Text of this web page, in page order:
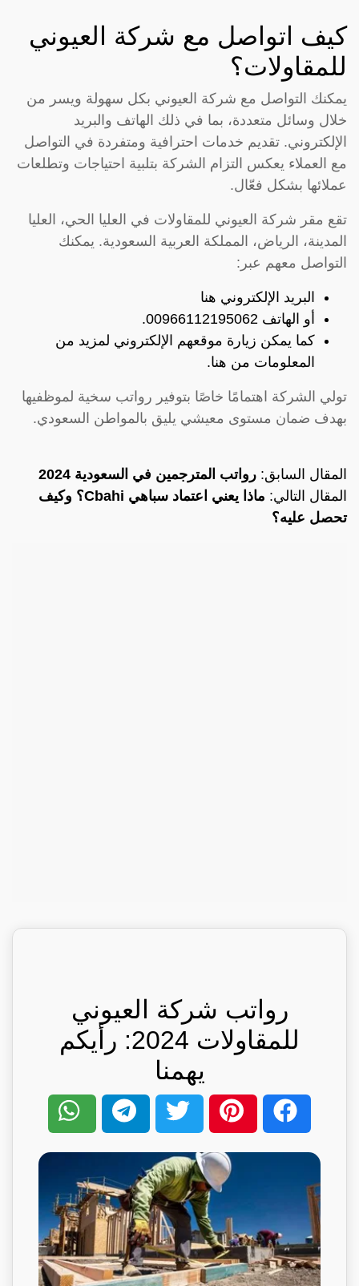
كيف اتواصل مع شركة العيوني
للمقاولات؟
يمكنك التواصل مع شركة العيوني بكل سهولة ويسر من
خلال وسائل متعددة، بما في ذلك الهاتف والبريد
الإلكتروني. تقديم خدمات احترافية ومتفردة في التواصل
مع العملاء يعكس التزام الشركة بتلبية احتياجات وتطلعات
عملائها بشكل فعّال.
تقع مقر شركة العيوني للمقاولات في العليا الحي، العليا
المدينة، الرياض، المملكة العربية السعودية. يمكنك
التواصل معهم عبر:
البريد الإلكتروني هنا
أو الهاتف 00966112195062.
كما يمكن زيارة موقعهم الإلكتروني لمزيد من
المعلومات من هنا.
تولي الشركة اهتمامًا خاصًا بتوفير رواتب سخية لموظفيها
بهدف ضمان مستوى معيشي يليق بالمواطن السعودي.
المقال السابق: رواتب المترجمين في السعودية 2024
المقال التالي:
ماذا يعني اعتماد سباهي Cbahi؟ وكيف
تحصل عليه؟
رواتب شركة العيوني
للمقاولات 2024: رأيكم
يهمنا